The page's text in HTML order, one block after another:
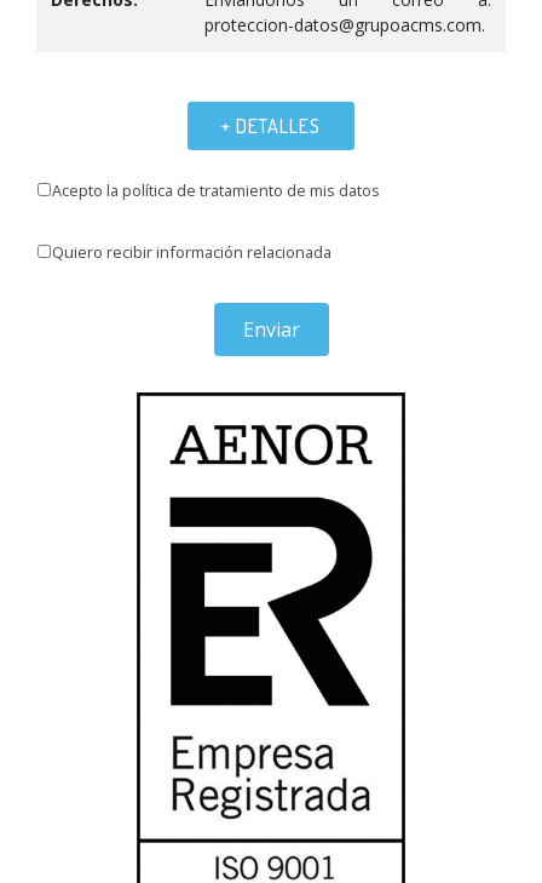
proteccion-datos@grupoacms.com.
+ DETALLES
Acepto la política de tratamiento de mis datos
Quiero recibir información relacionada
Enviar